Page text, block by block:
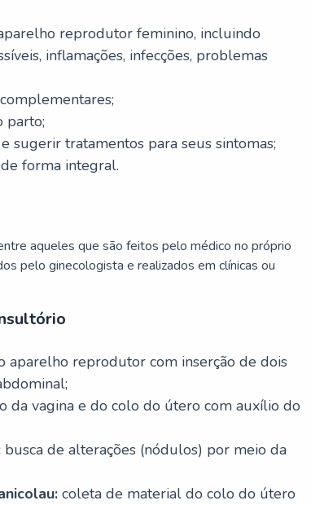
reprodutor feminino, incluindo
inflamações, infecções, problemas
parto;
sugerir tratamentos para seus sintomas;
forma integral.
aqueles que são feitos pelo médico no próprio
pelo ginecologista e realizados em clínicas ou
aparelho reprodutor com inserção de dois
da vagina e do colo do útero com auxílio do
busca de alterações (nódulos) por meio da
coleta de material do colo do útero